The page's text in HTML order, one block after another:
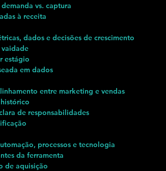
vs. captura
à receita
dados e decisões de crescimento
estágio
em dados
entre marketing e vendas
de responsabilidades
processos e tecnologia
da ferramenta
de aquisição